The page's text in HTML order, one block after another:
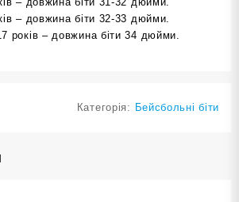
– довжина біти 32-33 дюйми.
років – довжина біти 34 дюйми.
Категорія: Бейсбольні біти